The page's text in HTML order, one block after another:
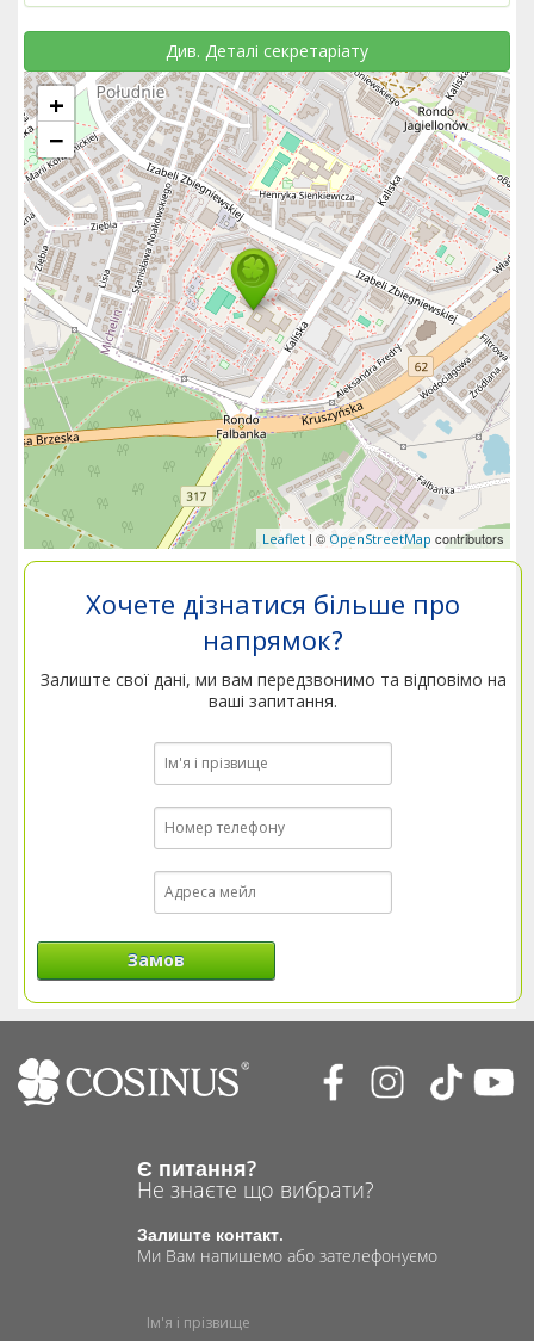
Див. Деталі секретаріату
+
−
Leaflet | © OpenStreetMap contributors
Хочете дізнатися більше про
напрямок?
Залиште свої дані, ми вам передзвонимо та відповімо на
ваші запитання.
Замов
Є питання?
Не знаєте що вибрати?
Залиште контакт.
Ми Вам напишемо або зателефонуємо